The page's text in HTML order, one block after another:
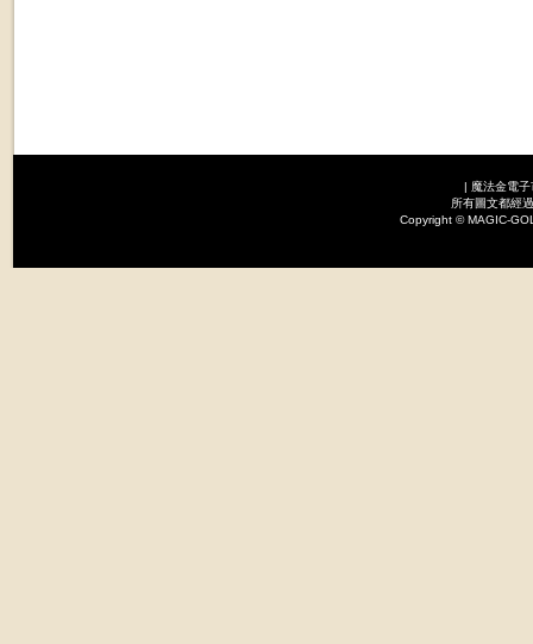
| 魔法金電
所有圖文都經
Copyright © MAGIC-